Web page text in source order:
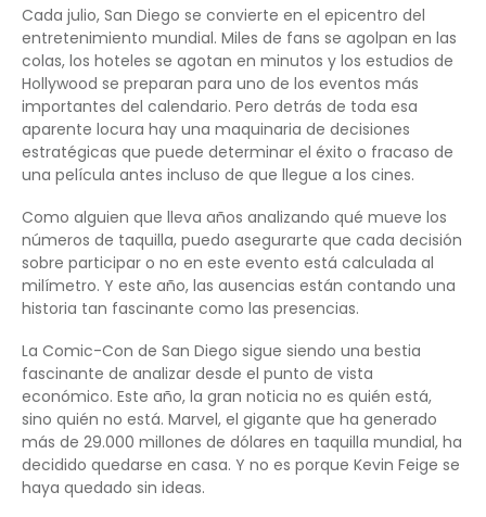
Cada julio, San Diego se convierte en el epicentro del
entretenimiento mundial. Miles de fans se agolpan en las
colas, los hoteles se agotan en minutos y los estudios de
Hollywood se preparan para uno de los eventos más
importantes del calendario. Pero detrás de toda esa
aparente locura hay una maquinaria de decisiones
estratégicas que puede determinar el éxito o fracaso de
una película antes incluso de que llegue a los cines.
Como alguien que lleva años analizando qué mueve los
números de taquilla, puedo asegurarte que cada decisión
sobre participar o no en este evento está calculada al
milímetro. Y este año, las ausencias están contando una
historia tan fascinante como las presencias.
La Comic-Con de San Diego sigue siendo una bestia
fascinante de analizar desde el punto de vista
económico. Este año, la gran noticia no es quién está,
sino quién no está. Marvel, el gigante que ha generado
más de 29.000 millones de dólares en taquilla mundial, ha
decidido quedarse en casa. Y no es porque Kevin Feige se
haya quedado sin ideas.